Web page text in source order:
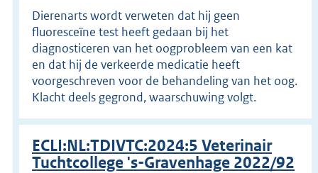
Dierenarts wordt verweten dat hij geen
fluoresceïne test heeft gedaan bij het
diagnosticeren van het oogprobleem van een kat
en dat hij de verkeerde medicatie heeft
voorgeschreven voor de behandeling van het oog.
Klacht deels gegrond, waarschuwing volgt.
ECLI:NL:TDIVTC:2024:5 Veterinair
Tuchtcollege 's-Gravenhage 2022/92